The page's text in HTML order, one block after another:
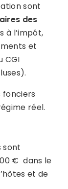
sont
des
à l’impôt,
et
CGI
fonciers
réel.
sont
€ dans le
et de